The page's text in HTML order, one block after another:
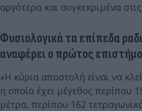
αργότερα και συγκεκριμένα
Φυσιολογικά τα επίπεδα
αναφέρει ο πρώτος
«Η κύρια αποστολή είναι να
η οποία έχει μέγεθος περίπου
μέτρα, περίπου 162